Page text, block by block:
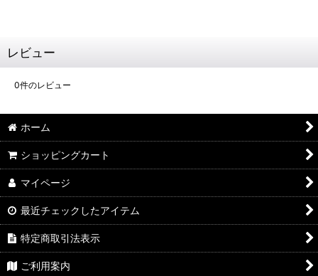
レビュー
0件のレビュー
ホーム
ショッピングカート
マイページ
最近チェックしたアイテム
特定商取引法表示
ご利用案内